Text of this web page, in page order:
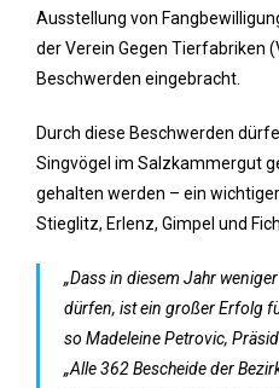
Ausstellung von
der Verein Gegen Tierfabriken
Beschwerden eingebracht.
Durch diese Beschwerden
Singvögel im Salzkammergut
gehalten werden – ein
Stieglitz, Erlenz, Gimpel und
„Dass in diesem Jahr
dürfen, ist ein großer Erfolg
so Madeleine Petrovic,
„Alle 362 Bescheide der